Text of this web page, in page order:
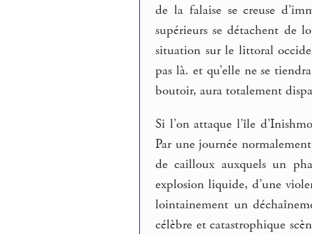
de la falaise se creuse
supérieurs se détachent de
situation sur le littoral
pas là. et qu’elle ne se
boutoir, aura totalement
Si l’on attaque l’île
Par une journée
de cailloux auxquels un
explosion liquide, d’une
lointainement un
célèbre et catastrophique